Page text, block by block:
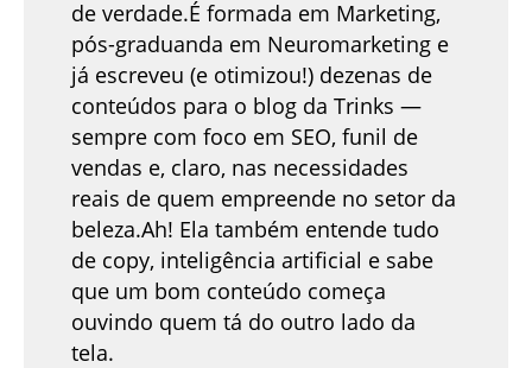
de verdade.É formada em Marketing,
pós-graduanda em Neuromarketing e
já escreveu (e otimizou!) dezenas de
conteúdos para o blog da Trinks —
sempre com foco em SEO, funil de
vendas e, claro, nas necessidades
reais de quem empreende no setor da
beleza.Ah! Ela também entende tudo
de copy, inteligência artificial e sabe
que um bom conteúdo começa
ouvindo quem tá do outro lado da
tela.